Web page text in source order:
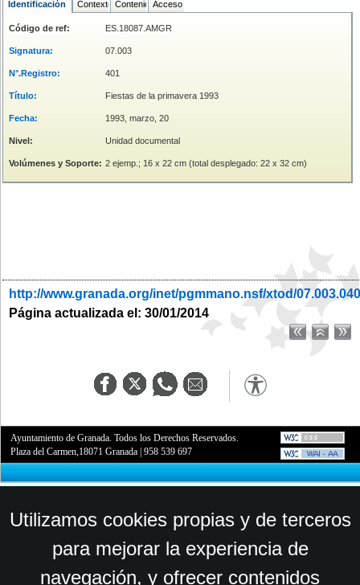
Identificación Contexto ContenidoAcceso
Código de ref: ES.18087.AMGR
Signatura: 07.003
N°.Registro: 401
Título: Fiestas de la primavera 1993
Fecha: 1993, marzo, 20
Nivel: Unidad documental
Volúmenes y Soporte: 2 ejemp.; 16 x 22 cm (total desplegado: 22 x 32 cm)
http://www.granada.org/inet/pgmmano.nsf/xtod/
Página actualizada el: 30/01/2014
Ayuntamiento de Granada. Todos los Derechos Reservados.
Plaza del Carmen,18071 Granada |958 539 697
Utilizamos cookies propias y de terceros
para mejorar la experiencia de
navegación, y ofrecer contenidos